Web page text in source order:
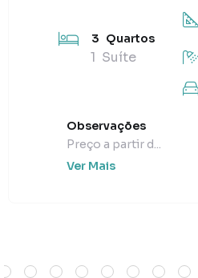
3 Quartos
1 Suíte
Observações
Preço a partir d...
Ver Mais